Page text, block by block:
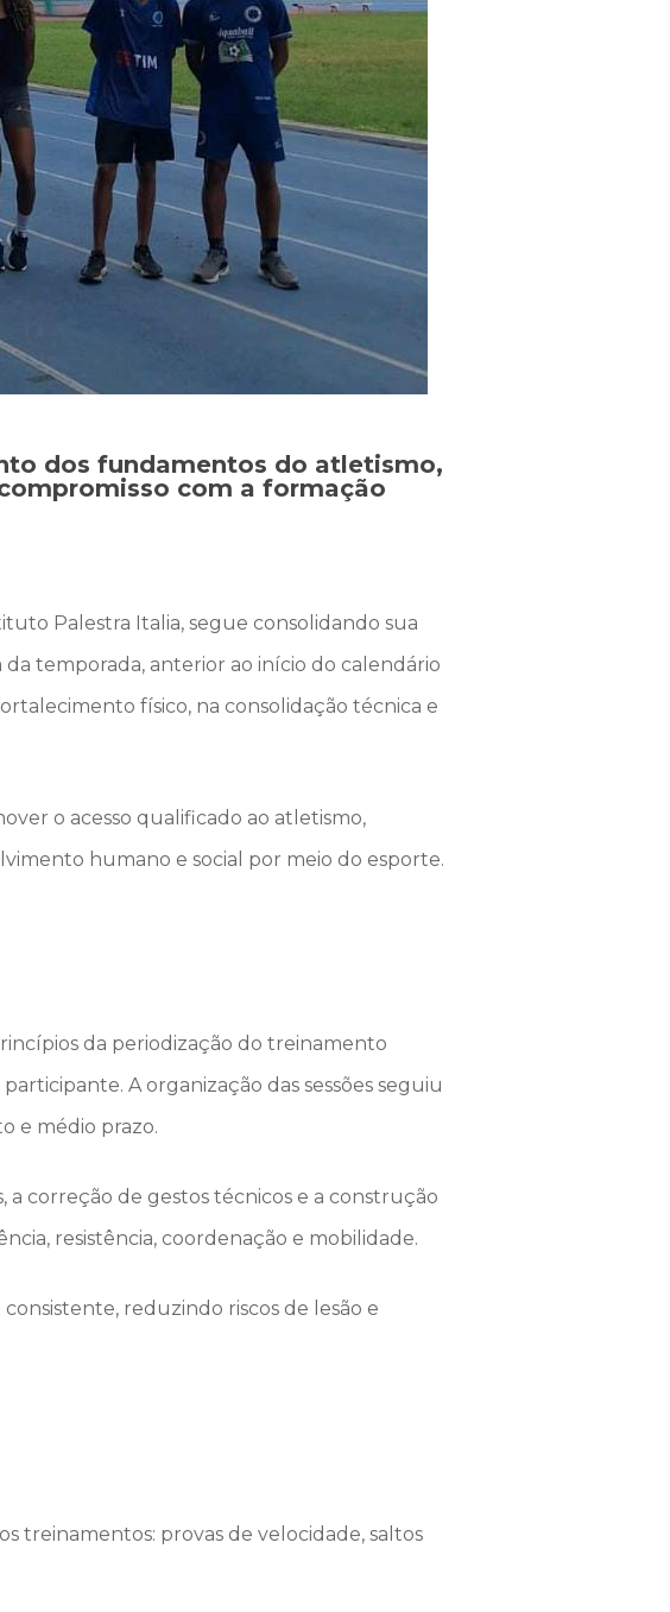
dos fundamentos do atletismo,
com a formação
Palestra Italia, segue consolidando sua
temporada, anterior ao início do calendário
físico, na consolidação técnica e
o acesso qualificado ao atletismo,
humano e social por meio do esporte.
da periodização do treinamento
A organização das sessões seguiu
e médio prazo.
correção de gestos técnicos e a construção
resistência, coordenação e mobilidade.
reduzindo riscos de lesão e
treinamentos: provas de velocidade, saltos